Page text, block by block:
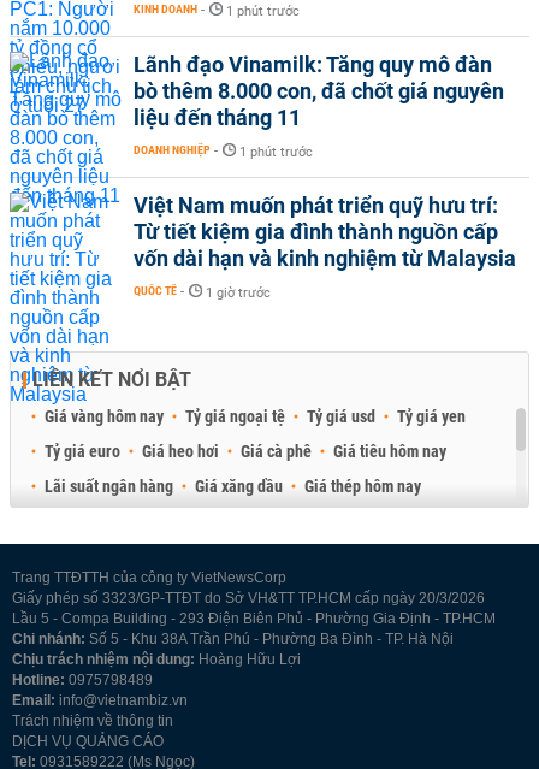
KINH DOANH - 1 phút trước
Lãnh đạo Vinamilk: Tăng quy mô đàn
bò thêm 8.000 con, đã chốt giá nguyên
liệu đến tháng 11
DOANH NGHIỆP - 1 phút trước
Việt Nam muốn phát triển quỹ hưu trí:
Từ tiết kiệm gia đình thành nguồn cấp
vốn dài hạn và kinh nghiệm từ Malaysia
QUỐC TẾ - 1 giờ trước
LIÊN KẾT NỔI BẬT
Giá vàng hôm nay Tỷ giá ngoại tệ Tỷ giá usd
Tỷ giá yen
Tỷ giá euro
Giá heo hơi Giá cà phê
Giá tiêu hôm nay
Lãi suất ngân hàng
Giá xăng dầu
Giá thép hôm nay
Trang TTĐTTH của công ty VietNewsCorp
Giấy phép số 3323/GP-TTĐT do Sở VH&TT TP.HCM cấp ngày 20/3/2026
Lầu 5 - Compa Building - 293 Điện Biên Phủ - Phường Gia Định - TP.HCM
Chi nhánh: Số 5 - Khu 38A Trần Phú - Phường Ba Đình - TP. Hà Nội
Chịu trách nhiệm nội dung: Hoàng Hữu Lợi
Hotline: 0975798489
Email: info@vietnambiz.vn
Trách nhiệm về thông tin
DỊCH VỤ QUẢNG CÁO
Tel: 0931589222 (Ms Ngọc)